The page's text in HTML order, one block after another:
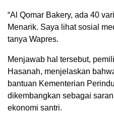
“Al Qomar Bakery, ada 40
Menarik. Saya lihat sosial
tanya Wapres.
Menjawab hal tersebut,
Hasanah, menjelaskan
bantuan Kementerian
dikembangkan sebagai
ekonomi santri.